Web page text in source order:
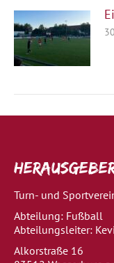
Turn- und
Abteilung: Fußball
Abteilungsleiter:
Alkorstraße 16